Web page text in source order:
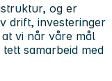
og er
drift, investeringer
vi når våre mål
samarbeid med